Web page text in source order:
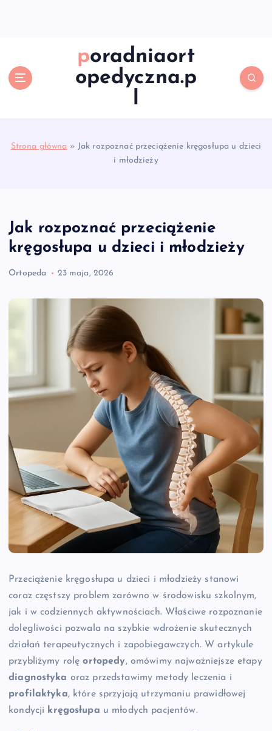
poradniaort
opedyczna.p
l
Strona główna » Jak rozpoznać przeciążenie kręgosłupa u dzieci
i młodzieży
Jak rozpoznać przeciążenie
kręgosłupa u dzieci i młodzieży
Ortopeda 23 maja, 2026
Przeciążenie kręgosłupa u dzieci i młodzieży stanowi
coraz częstszy problem zarówno w środowisku szkolnym,
jak i w codziennych aktywnościach. Właściwe rozpoznanie
dolegliwości pozwala na szybkie wdrożenie skutecznych
działań terapeutycznych i zapobiegawczych. W artykule
przybliżymy rolęortopedy, omówimy najważniejsze etapy
diagnostyka oraz przedstawimy metody leczenia i
profilaktyka, które sprzyjają utrzymaniu prawidłowej
kondycji kręgosłupa u młodych pacjentów.